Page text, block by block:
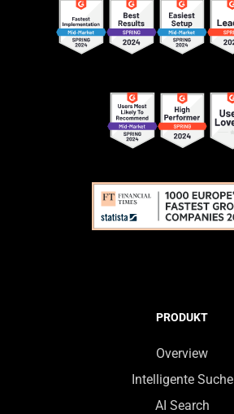
PRODUKT
Overview
Intelligente Suche
AI Search